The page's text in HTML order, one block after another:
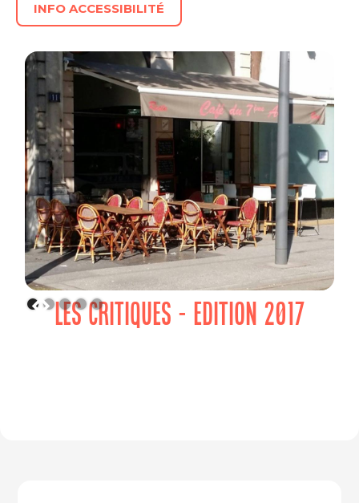
INFO ACCESSIBILITÉ
LES CRITIQUES - EDITION 2017